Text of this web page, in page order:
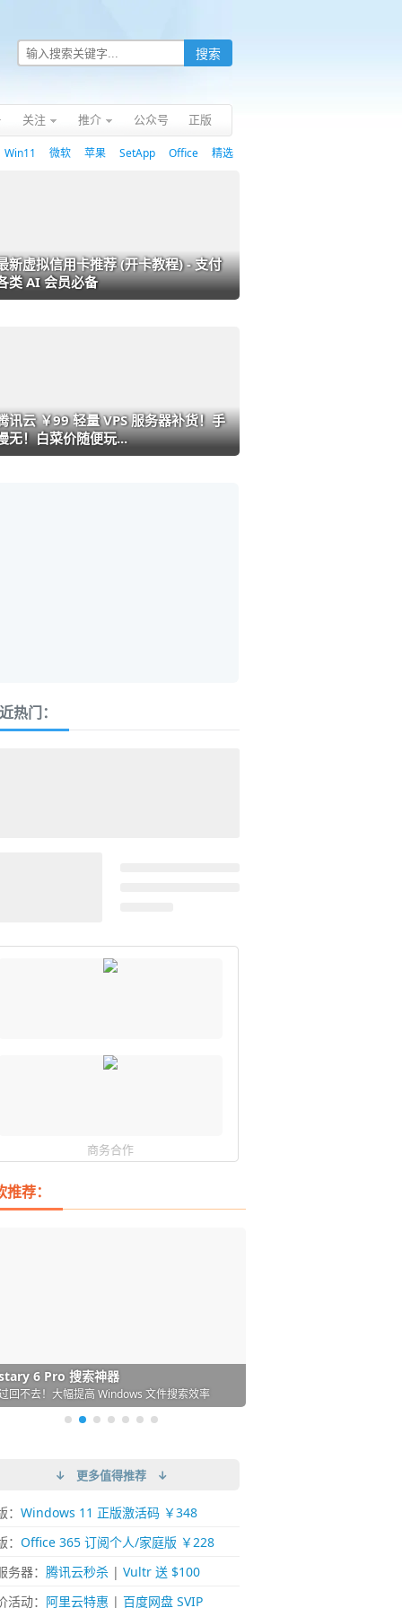
关注 推介 公众号 正版
Win11 微软 苹果 SetApp Office 精选
新虚拟信用卡推荐 (开卡教程) - 支付
类 AI 会员必备
讯云 ￥99 轻量 VPS 服务器补货！手
无！白菜价随便玩...
热门：
商务合作
荐：
必备的下载神器
的 Windows 平台下载工具
6 Pro 搜索神器
回不去！大幅提高 Windows 文件搜索效率
桌面图标自动整理/美化神器
必备！图标再多桌面也不再凌乱！
Desktop 虚拟机
上流畅运行 Windows (支持 M 芯片)
下载网络视频的神器 (Mac)
下视频，超简单好用！谁用谁知道
- 极简好用的 Markdown 编辑器
写作体验！跨平台支持 Win / Mac
↓ 更多值得推荐 ↓
Windows 11 正版激活码 ￥348
Office 365 订阅个人/家庭版 ￥228
务器： 腾讯云秒杀| Vultr 送 $100
活动： 阿里云特惠 | 百度网盘 SVIP